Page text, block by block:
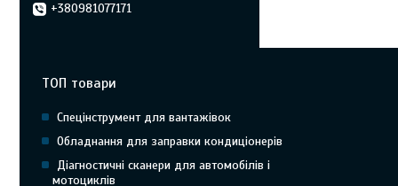
+380981077171
ТОП товари
Спецінструмент для вантажівок
Обладнання для заправки кондиціонерів
Діагностичні сканери для автомобілів і
мотоциклів